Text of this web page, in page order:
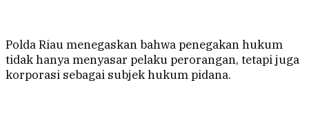
Polda Riau menegaskan bahwa penegakan hukum
tidak hanya menyasar pelaku perorangan, tetapi juga
korporasi sebagai subjek hukum pidana.